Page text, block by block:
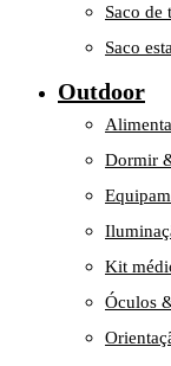
Saco de
Saco
Outdoor
Dormir
Kit
Óculos